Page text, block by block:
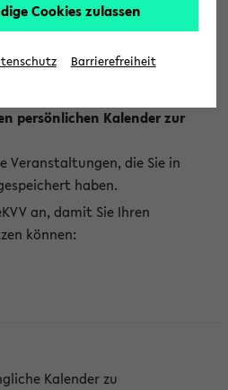
persönlichen Kalender zur
Veranstaltungen, die Sie in
haben.
an, damit Sie Ihren
können:
Kalender zu
Cookies zulassen
Barrierefreiheit